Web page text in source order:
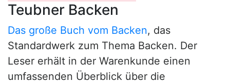
Teubner Backen
Das große Buch vom Backen, das
Standardwerk zum Thema Backen. Der
Leser erhält in der Warenkunde einen
umfassenden Überblick über die